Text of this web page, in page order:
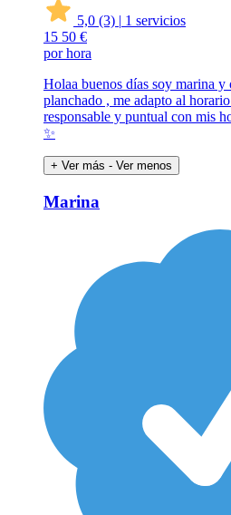
5,0 (3) | 1 servicios
15 50 €
por hora
Holaa buenos días soy marina
planchado , me adapto al
responsable y puntual con mis
✨
+ Ver más - Ver menos
Marina